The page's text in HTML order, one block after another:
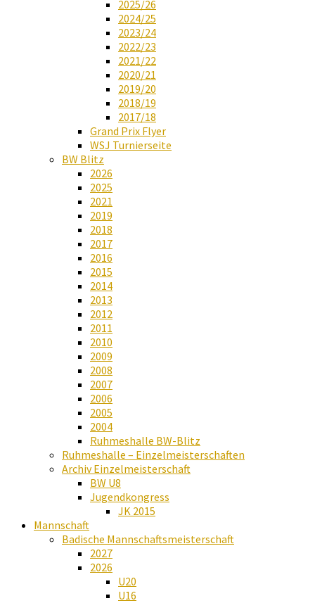
2025/26
2024/25
2023/24
2022/23
2021/22
2020/21
2019/20
2018/19
2017/18
Grand Prix Flyer
WSJ Turnierseite
BW Blitz
2026
2025
2021
2019
2018
2017
2016
2015
2014
2013
2012
2011
2010
2009
2008
2007
2006
2005
2004
Ruhmeshalle BW-Blitz
Ruhmeshalle – Einzelmeisterschaften
Archiv Einzelmeisterschaft
BW U8
Jugendkongress
JK 2015
Mannschaft
Badische Mannschaftsmeisterschaft
2027
2026
U20
U16